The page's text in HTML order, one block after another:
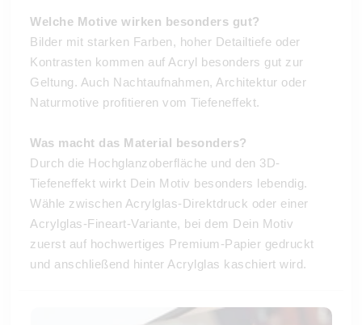
Welche Motive wirken besonders gut?
Bilder mit starken Farben, hoher Detailtiefe oder
Kontrasten kommen auf Acryl besonders gut zur
Geltung. Auch Nachtaufnahmen, Architektur oder
Naturmotive profitieren vom Tiefeneffekt.
Was macht das Material besonders?
Durch die Hochglanzoberfläche und den 3D-
Tiefeneffekt wirkt Dein Motiv besonders lebendig.
Wähle zwischen Acrylglas-Direktdruck oder einer
Acrylglas-Fineart-Variante, bei dem Dein Motiv
zuerst auf hochwertiges Premium-Papier gedruckt
und anschließend hinter Acrylglas kaschiert wird.